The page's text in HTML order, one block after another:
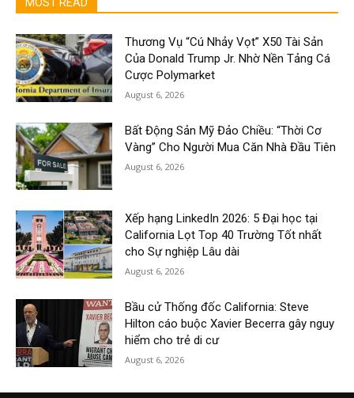
Thương Vụ “Cú Nhảy Vọt” X50 Tài Sản
Của Donald Trump Jr. Nhờ Nền Tảng Cá
Cược Polymarket
August 6, 2026
Bất Động Sản Mỹ Đảo Chiều: “Thời Cơ
Vàng” Cho Người Mua Căn Nhà Đầu Tiên
August 6, 2026
Xếp hạng LinkedIn 2026: 5 Đại học tại
California Lọt Top 40 Trường Tốt nhất
cho Sự nghiệp Lâu dài
August 6, 2026
Bầu cử Thống đốc California: Steve
Hilton cáo buộc Xavier Becerra gây nguy
hiểm cho trẻ di cư
August 6, 2026